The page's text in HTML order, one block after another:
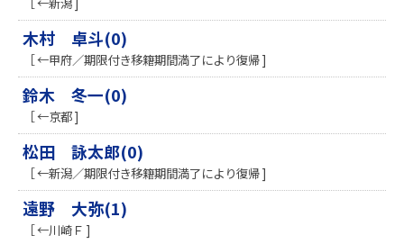
木村 卓斗(0)
［ ←甲府／期限付き移籍期間満了により復帰 ]
鈴木 冬一(0)
［ ←京都 ]
松田 詠太郎(0)
［ ←新潟／期限付き移籍期間満了により復帰 ]
遠野 大弥(1)
［ ←川崎Ｆ ]